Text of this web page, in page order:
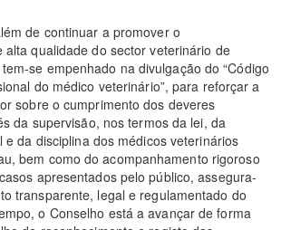
de continuar a promover o
alta qualidade do sector veterinário de
se empenhado na divulgação do “Código
do médico veterinário”, para reforçar a
sobre o cumprimento dos deveres
da supervisão, nos termos da lei, da
e da disciplina dos médicos veterinários
bem como do acompanhamento rigoroso
apresentados pelo público, assegura-
transparente, legal e regulamentado do
o Conselho está a avançar de forma